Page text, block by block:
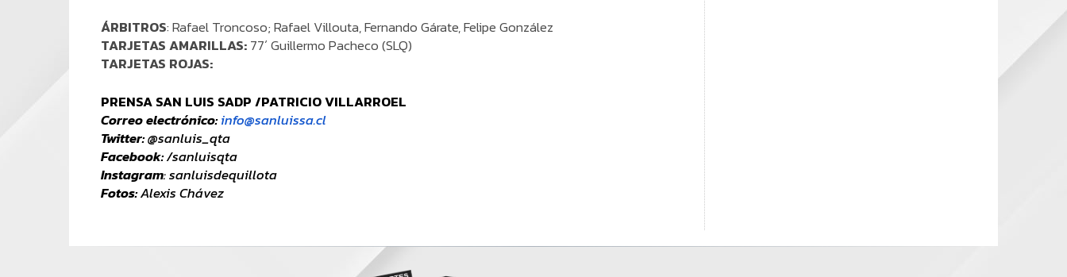
ÁRBITROS: Rafael Troncoso; Rafael Villouta, Fernando Gárate, Felipe González
TARJETAS AMARILLAS: 77´ Guillermo Pacheco (SLQ)
TARJETAS ROJAS:
PRENSA SAN LUIS SADP /PATRICIO VILLARROEL
Correo electrónico:info@sanluissa.cl
Twitter:@sanluis_qta
Facebook:/sanluisqta
Instagram: sanluisdequillota
Fotos:Alexis Chávez